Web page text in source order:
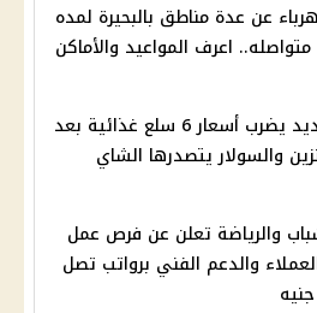
عن عدة مناطق بالبحيرة لمده
ارتفاع جديد يضرب أسعار 6 سلع غذائية بعد
والسولار يتصدرها الشاي
والرياضة تعلن عن فرص عمل
والدعم الفني برواتب تصل